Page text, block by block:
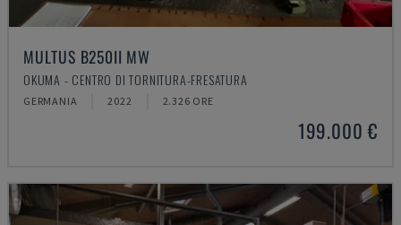
MULTUS B250II MW
OKUMA - CENTRO DI TORNITURA-FRESATURA
GERMANIA 2022 2.326 ORE
199.000 €